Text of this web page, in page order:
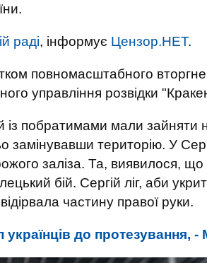
раді, інформує Цензор.НЕТ.
повномасштабного
управління розвідки
побратимами мали зайняти
замінувавши територію. У
заліза. Та, виявилося, що
бій. Сергій ліг, аби
частину правої руки.
до протезування, -